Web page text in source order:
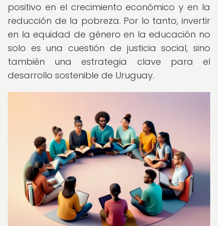
positivo en el crecimiento económico y en la
reducción de la pobreza. Por lo tanto, invertir
en la equidad de género en la educación no
solo es una cuestión de justicia social, sino
también una estrategia clave para el
desarrollo sostenible de Uruguay.